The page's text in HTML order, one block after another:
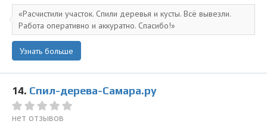
Расчистили участок. Спили деревья и кусты. Всё вывезли.
Работа оперативно и аккуратно. Спасибо!
Узнать больше
14. Спил-дерева-Самара.ру
нет отзывов